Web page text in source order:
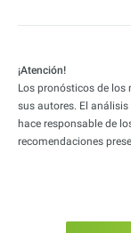
¡Atención!
Los pronósticos de
sus autores. El
hace responsable de
recomendaciones